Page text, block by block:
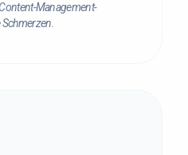
Management-